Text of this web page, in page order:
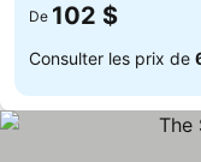
De 102 $
Consulter les prix de